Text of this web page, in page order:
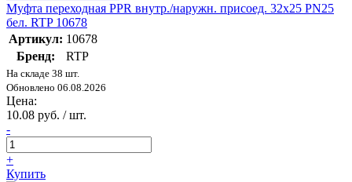
Муфта переходная PPR внутр./наружн. присоед. 32х25 PN25
бел. RTP 10678
Артикул: 10678
Бренд:
RTP
На складе 38 шт.
Обновлено 06.08.2026
Цена:
10.08 руб. / шт.
-
+
Купить